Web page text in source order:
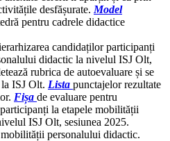
desfășurate. Model
pentru cadrele didactice
candidaților participanți
didactic la nivelul ISJ Olt,
rubrica de autoevaluare și se
ISJ Olt. Lista punctajelor rezultate
Fișa de evaluare pentru
la etapele mobilității
ISJ Olt, sesiunea 2025.
personalului didactic.